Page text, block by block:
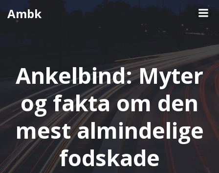
Videre
Ambk
Ankelbind: Myter
og fakta om den
mest almindelige
fodskade